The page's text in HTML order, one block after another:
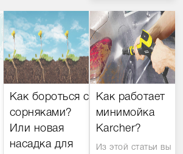
Как бороться с
сорняками?
Или новая
насадка для
Как работает
минимойка
Karcher?
Из этой статьи вы